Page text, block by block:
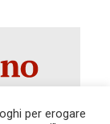
per erogare